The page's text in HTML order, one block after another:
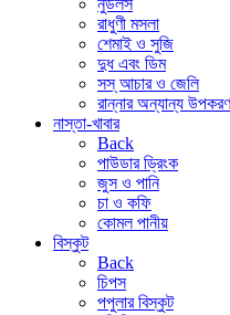
রাধুণী মসলা
শেমাই ও সুজি
দুধ এবং ডিম
সস্ আচার ও জেলি
রান্নার অন্যান্য উপকরণ
নাস্তা-খাবার
Back
পাউডার ড্রিংক
জুস ও পানি
চা ও কফি
কোমল পানীয়
বিস্কুট
Back
চিপস
পপুলার বিস্কুট